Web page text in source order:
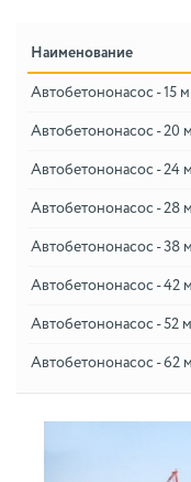
Наименование
Автобетононасос - 15 м
Автобетононасос - 20 м
Автобетононасос - 24 м
Автобетононасос - 28 м
Автобетононасос - 38 м
Автобетононасос - 42 м
Автобетононасос - 52 м
Автобетононасос - 62 м